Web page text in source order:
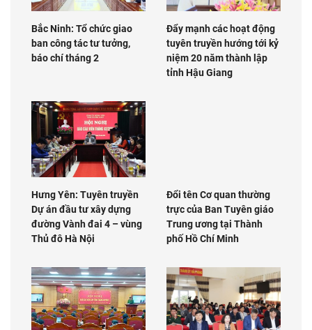
Bắc Ninh: Tổ chức giao
ban công tác tư tưởng,
báo chí tháng 2
Đẩy mạnh các hoạt động
tuyên truyền hướng tới kỷ
niệm 20 năm thành lập
tỉnh Hậu Giang
Hưng Yên: Tuyên truyền
Dự án đầu tư xây dựng
đường Vành đai 4 – vùng
Thủ đô Hà Nội
Đổi tên Cơ quan thường
trực của Ban Tuyên giáo
Trung ương tại Thành
phố Hồ Chí Minh